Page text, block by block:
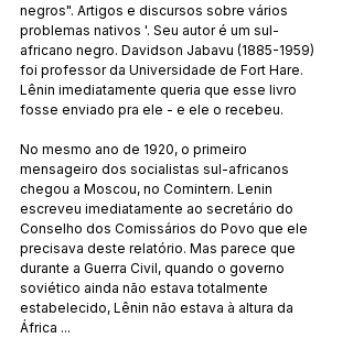
negros". Artigos e discursos sobre vários
problemas nativos '. Seu autor é um sul-
africano negro. Davidson Jabavu (1885-1959)
foi professor da Universidade de Fort Hare.
Lênin imediatamente queria que esse livro
fosse enviado pra ele - e ele o recebeu.
No mesmo ano de 1920, o primeiro
mensageiro dos socialistas sul-africanos
chegou a Moscou, no Comintern. Lenin
escreveu imediatamente ao secretário do
Conselho dos Comissários do Povo que ele
precisava deste relatório. Mas parece que
durante a Guerra Civil, quando o governo
soviético ainda não estava totalmente
estabelecido, Lênin não estava à altura da
África ...